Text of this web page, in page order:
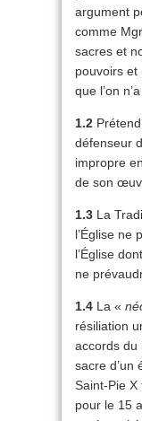
argument
comme
sacres et
pouvoirs et
que l’on
1.2
défenseur
impropre
de son
1.3 La
l’Église ne
l’Église
ne
1.4 La «
résiliation
accords du
sacre d’un
Saint-Pie
pour le 15